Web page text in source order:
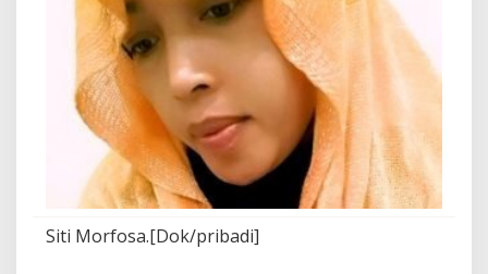
D
p
a
M
e
r
e
k
a
Siti Morfosa.[Dok/pribadi]